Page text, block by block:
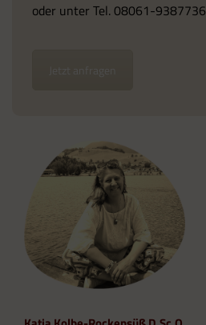
oder unter Tel. 08061-9387736